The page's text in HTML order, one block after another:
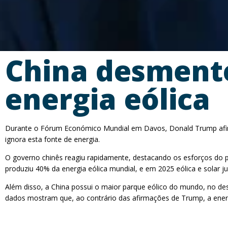
China
energia eólica
Durante o Fórum Económico Mundial em Davos, Donald Trump
ignora esta fonte de energia.
O governo chinês reagiu rapidamente, destacando os esforços do
produziu 40% da energia eólica mundial, e em 2025 eólica e solar
Além disso, a China possui o maior parque eólico do mundo, no
dados mostram que, ao contrário das afirmações de Trump, a